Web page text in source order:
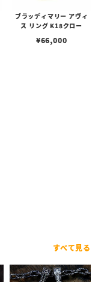
ブラッディマリー アヴィ
ス リング K18クロー
¥66,000
すべて見る